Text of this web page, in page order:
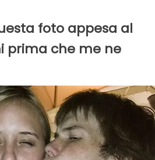
foto appesa al
prima che me ne